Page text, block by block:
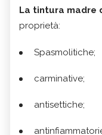
La tintura madre
proprietà:
Spasmolitiche;
carminative;
antisettiche;